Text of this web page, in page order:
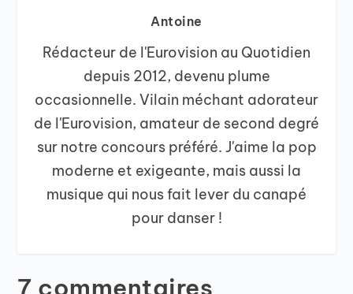
Antoine
Rédacteur de l'Eurovision au Quotidien
depuis 2012, devenu plume
occasionnelle. Vilain méchant adorateur
de l'Eurovision, amateur de second degré
sur notre concours préféré. J'aime la pop
moderne et exigeante, mais aussi la
musique qui nous fait lever du canapé
pour danser !
7 commentaires